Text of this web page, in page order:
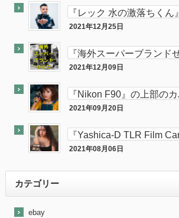
『レック 水の激落ちくん
のカビが簡単に落とせて
2021年12月25日
『海外スーパーブランド
ナラに出品致しました。
2021年12月09日
『Nikon F90』の上部の
解・修理してみた。
2021年09月20日
『Yashica-D TLR Film
カメラが売れました。
2021年08月06日
カテゴリー
ebay